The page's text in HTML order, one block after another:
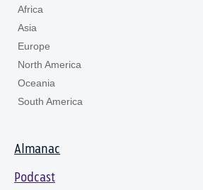
Africa
Asia
Europe
North America
Oceania
South America
Almanac
Podcast